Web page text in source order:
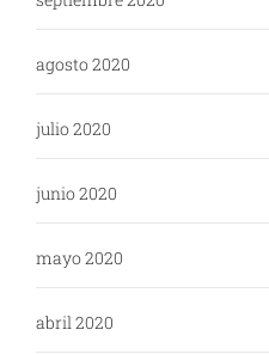
agosto 2020
julio 2020
junio 2020
mayo 2020
abril 2020